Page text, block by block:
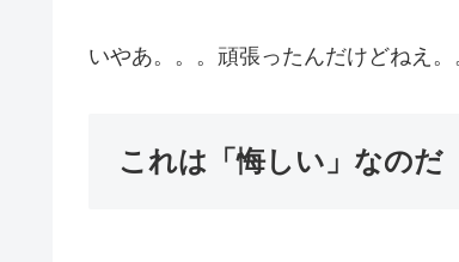
いやあ。。。頑張ったんだけどねえ。
これは「悔しい」なのだ